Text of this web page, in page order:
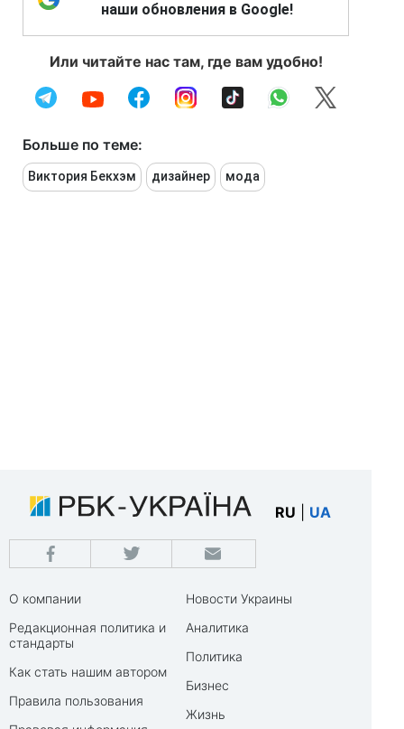
наши обновления в Google!
Или читайте нас там, где вам удобно!
Больше по теме:
Виктория Бекхэм дизайнер мода
RU UA
О компании
Редакционная политика и
стандарты
Как стать нашим автором
Правила пользования
Новости Украины
Аналитика
Политика
Бизнес
Жизнь